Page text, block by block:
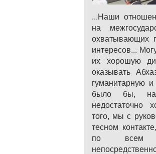
...Наши
на
охватывающих
интересов...
их хорошую
оказывать
гуманитарную
было бы,
недостаточно
того, мы с
тесном
по всем